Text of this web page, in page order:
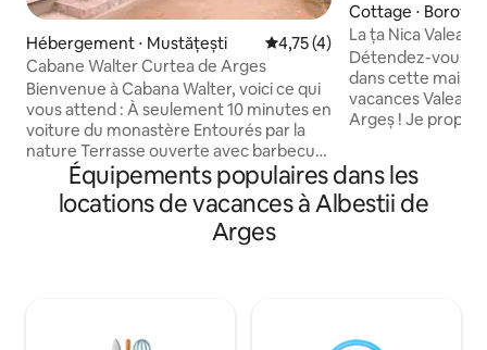
Hébergement ⋅ Mustățești Évaluation moyenne sur la
4,75 (4)
Cabane Walter Curtea de Arges
Bienvenue à Cabana Walter, voici ce qui
vous attend : À seulement 10 minutes en
voiture du monastère Entourés par la
nature Terrasse ouverte avec barbecue
Cuisine entièrement équipée Chauffage
central avec thermostat Garage :
2 places + parking extérieur disponible
3 chambres séparées et un salon
monuments historiques, tout en étant
Cottage ⋅
La ța Nica
Détendez-vous
dans cette
vacances Valea
Argeș ! Je propose à la location une
intimes,
NEUVES,
de bain.
Équipements populaires dans les
locations de vacances à Albestii de
Arges